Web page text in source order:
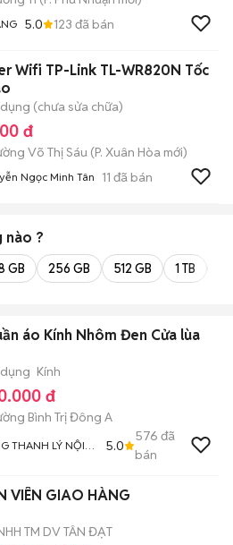
5.0 123 đã bán
Wifi TP-Link TL-WR820N Tốc
(chưa sửa chữa)
đ
Võ Thị Sáu (P. Xuân Hòa mới)
Ngọc Minh Tân 11 đã bán
nào ?
GB 256 GB 512 GB 1 TB
áo Kính Nhôm Đen Cửa lùa
Kính
đ
Bình Trị Đông A
THANH LÝ NỘI
5.0
576 đã
bán
VIÊN GIAO HÀNG
TM DV TÂN ĐẠT